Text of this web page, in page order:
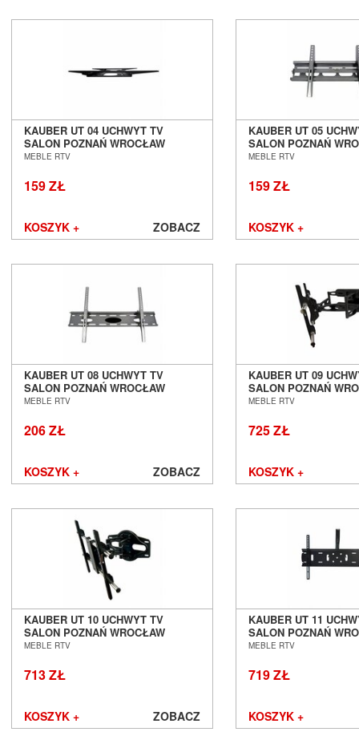
KAUBER UT 04 UCHWYT TV
SALON POZNAŃ WROCŁAW
MEBLE RTV
159 ZŁ
KOSZYK + ZOBACZ
KAUBER UT 05
SALON POZNAŃ
MEBLE RTV
159 ZŁ
KOSZYK +
KAUBER UT 08 UCHWYT TV
SALON POZNAŃ WROCŁAW
MEBLE RTV
206 ZŁ
KOSZYK + ZOBACZ
KAUBER UT 09
SALON POZNAŃ
MEBLE RTV
725 ZŁ
KOSZYK +
KAUBER UT 10 UCHWYT TV
SALON POZNAŃ WROCŁAW
MEBLE RTV
713 ZŁ
KOSZYK + ZOBACZ
KAUBER UT 11
SALON POZNAŃ
MEBLE RTV
719 ZŁ
KOSZYK +